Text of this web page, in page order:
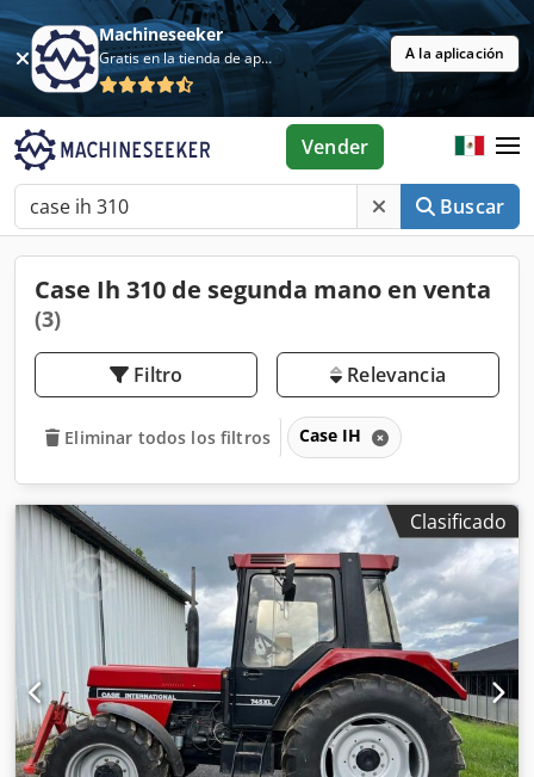
Machineseeker
Gratis en la tienda de aplicaciones A la aplicación
Buscar
Vender
Case Ih 310 de segunda mano en venta
(3)
Filtro Relevancia
Eliminar todos los filtros Case IH
Clasificado